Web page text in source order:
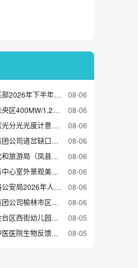
【招标公告】西安市某部2026年下半年役前教育招标公告（2026-VGBYBE-F1013）
08-06
【招标结果】西安市未央区400MW/1.2GWh新型独立储能项目地基承载力及材料检测服务-结果公告
08-06
【招标信用】超微量紫光分光光度计意向公开(2026-yxgs-207)(第1包)
08-06
【招标结果】西安局集团公司道岔缺口监测装置购置中标候选人公示
08-06
【招标信用】凤县文化和旅游局（凤县文物局）凤县文化和旅游资源普查技术支持服务项目履约验收公告
08-06
【招标预告】游客服务中心室外景观美化提升改造工程资格预审公告
08-06
【招标结果】西安铁路公安局2026年人民警察服装采购项目中标公告
08-06
【招标结果】西安局集团公司榆林市区、靖边县、绥德县、灵宝市区汽车定点维修服务委外修（三次）流标公示
08-06
【招标结果】宝鸡市金台区西街幼儿园网上竞价成交公示
08-05
【招标结果】西安市中医医院生物反馈胃动力仪采购项目(二次)结果公告
08-05